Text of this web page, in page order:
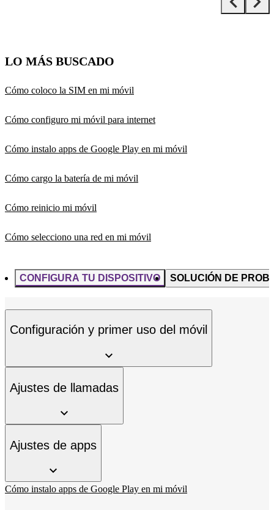
LO MÁS BUSCADO
Cómo coloco la SIM en mi móvil
Cómo configuro mi móvil para internet
Cómo instalo apps de Google Play en mi móvil
Cómo cargo la batería de mi móvil
Cómo reinicio mi móvil
Cómo selecciono una red en mi móvil
CONFIGURA TU DISPOSITIVO SOLUCIÓN DE
Configuración y primer uso del móvil
Ajustes de llamadas
Ajustes de apps
Cómo instalo apps de Google Play en mi móvil